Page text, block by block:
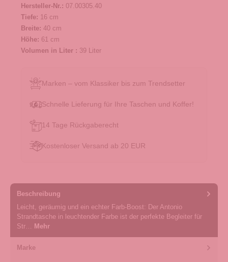
Hersteller-Nr.: 07.00305.40
Tiefe: 16 cm
Breite: 40 cm
Höhe: 61 cm
Volumen in Liter : 39 Liter
Marken – vom Klassiker bis zum Trendsetter
Schnelle Lieferung für Ihre Taschen und Koffer!
14 Tage Rückgaberecht
Kostenloser Versand ab 20 EUR
Beschreibung
Leicht, geräumig und ein echter Farb-Boost: Der Antonio
Strandtasche in leuchtender Farbe ist der perfekte Begleiter für
Str…
Mehr
Marke